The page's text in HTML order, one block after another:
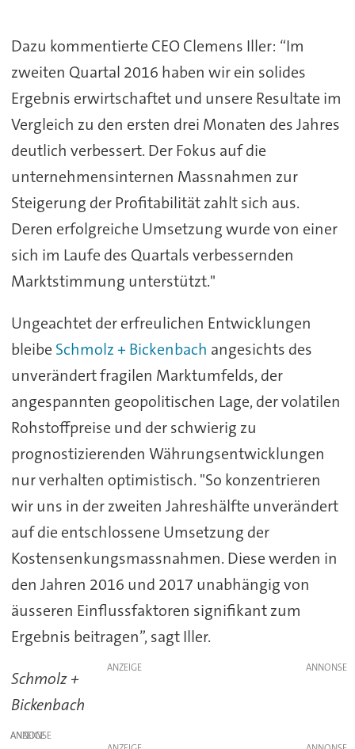
Dazu kommentierte CEO Clemens Iller: “Im
zweiten Quartal 2016 haben wir ein solides
Ergebnis erwirtschaftet und unsere Resultate im
Vergleich zu den ersten drei Monaten des Jahres
deutlich verbessert. Der Fokus auf die
unternehmensinternen Massnahmen zur
Steigerung der Profitabilität zahlt sich aus.
Deren erfolgreiche Umsetzung wurde von einer
sich im Laufe des Quartals verbessernden
Marktstimmung unterstützt."
Ungeachtet der erfreulichen Entwicklungen
bleibe Schmolz + Bickenbach angesichts des
unverändert fragilen Marktumfelds, der
angespannten geopolitischen Lage, der volatilen
Rohstoffpreise und der schwierig zu
prognostizierenden Währungsentwicklungen
nur verhalten optimistisch. "So konzentrieren
wir uns in der zweiten Jahreshälfte unverändert
auf die entschlossene Umsetzung der
Kostensenkungsmassnahmen. Diese werden in
den Jahren 2016 und 2017 unabhängig von
äusseren Einflussfaktoren signifikant zum
Ergebnis beitragen”, sagt Iller.
ANZEIGE
Schmolz +
Bickenbach
ANZEIGE